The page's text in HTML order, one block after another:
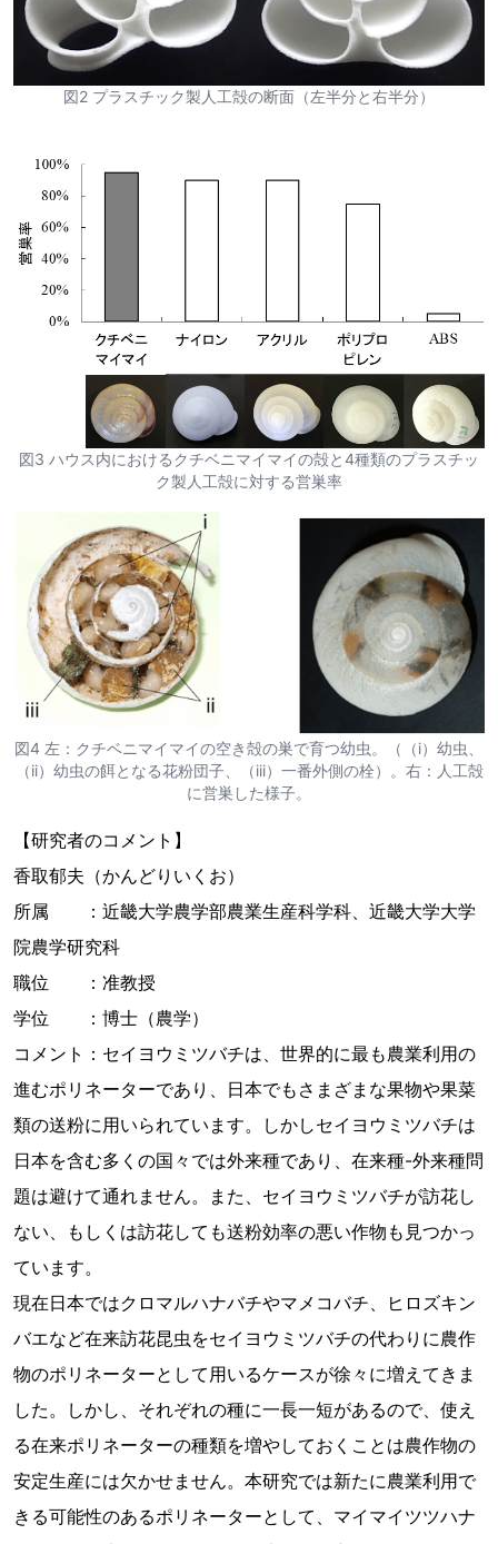
図2 プラスチック製人工殻の断面（左半分と右半分）
図3 ハウス内におけるクチベニマイマイの殻と4種類のプラスチッ
ク製人工殻に対する営巣率
図4 左：クチベニマイマイの空き殻の巣で育つ幼虫。（（i）幼虫、
（ii）幼虫の餌となる花粉団子、（iii）一番外側の栓）。右：人工殻
に営巣した様子。
【研究者のコメント】
香取郁夫（かんどりいくお）
所属 ：近畿大学農学部農業生産科学科、近畿大学大学
院農学研究科
職位 ：准教授
学位 ：博士（農学）
コメント：セイヨウミツバチは、世界的に最も農業利用の
進むポリネーターであり、日本でもさまざまな果物や果菜
類の送粉に用いられています。しかしセイヨウミツバチは
日本を含む多くの国々では外来種であり、在来種-外来種問
題は避けて通れません。また、セイヨウミツバチが訪花し
ない、もしくは訪花しても送粉効率の悪い作物も見つかっ
ています。
現在日本ではクロマルハナバチやマメコバチ、ヒロズキン
バエなど在来訪花昆虫をセイヨウミツバチの代わりに農作
物のポリネーターとして用いるケースが徐々に増えてきま
した。しかし、それぞれの種に一長一短があるので、使え
る在来ポリネーターの種類を増やしておくことは農作物の
安定生産には欠かせません。本研究では新たに農業利用で
きる可能性のあるポリネーターとして、マイマイツツハナ